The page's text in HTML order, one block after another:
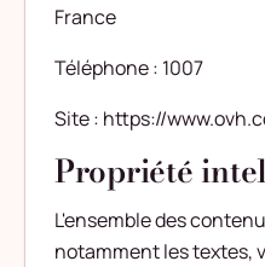
France
Téléphone : 1007
Site : https://
Propriété
L'ensemble des
notamment les textes,